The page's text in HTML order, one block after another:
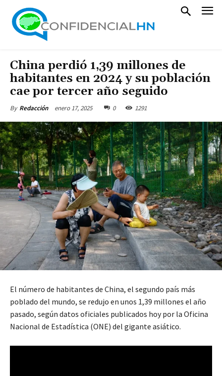
China perdió 1,39 millones de
habitantes en 2024 y su población
cae por tercer año seguido
By Redacción enero 17, 2025 0 1291
El número de habitantes de China, el segundo país más
poblado del mundo, se redujo en unos 1,39 millones el año
pasado, según datos oficiales publicados hoy por la Oficina
Nacional de Estadística (ONE) del gigante asiático.